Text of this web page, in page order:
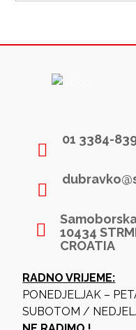
01 3384-
10434
CROATIA
RADNO VRIJEME:
PONEDJELJAK –
SUBOTOM /